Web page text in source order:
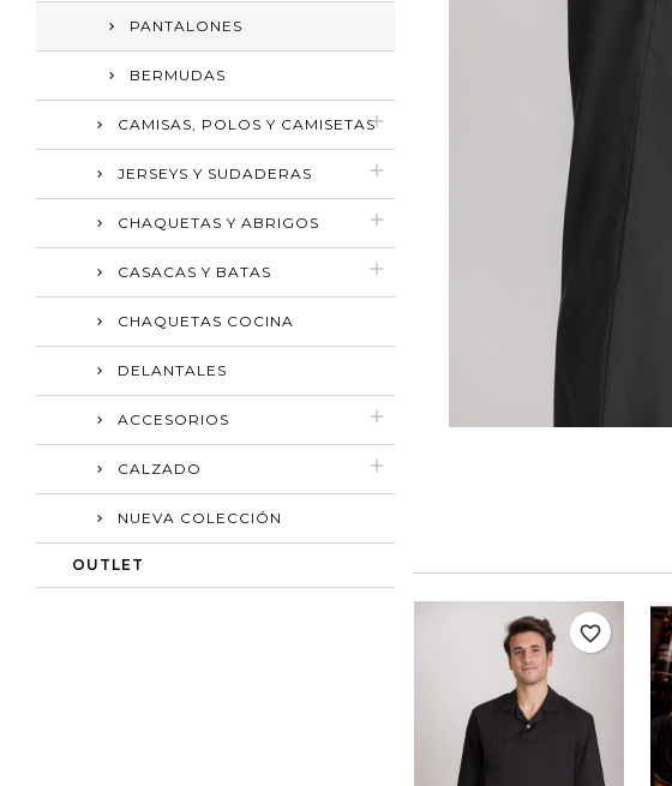
PANTALONES
BERMUDAS
CAMISAS, POLOS Y CAMISETAS
JERSEYS Y SUDADERAS
CHAQUETAS Y ABRIGOS
CASACAS Y BATAS
CHAQUETAS COCINA
DELANTALES
ACCESORIOS
CALZADO
NUEVA COLECCIÓN
OUTLET
favorite_border